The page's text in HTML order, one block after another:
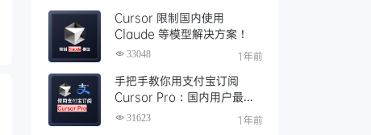
Cursor 限制国内使用
Claude 等模型解决方案！
33048 1年前
手把手教你用支付宝订阅
Cursor Pro：国内用户最全
开通教程（附取消自动扣费）
31623 1年前